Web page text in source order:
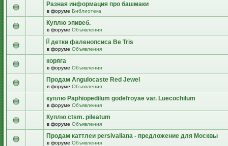
Разная информация про башмаки
в форуме Библиотека
Куплю эпивеб.
в форуме Объявления
детки фаленопсиса Be Tris
в форуме Объявления
коряга
в форуме Объявления
Продам Angulocaste Red Jewel
в форуме Объявления
куплю Paphiopedilum godefroyae var. Luecochilum
в форуме Объявления
Куплю ctsm. pileatum
в форуме Объявления
Продам каттлеи persivaliana - предложение для Москвы
в форуме Объявления